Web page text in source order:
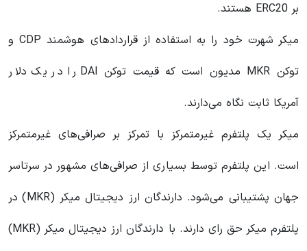
بر ERC20 هستند.
میکر شهرت خود را به استفاده از قراردادهای هوشمند CDP و
توکن MKR مدیون است که قیمت توکن DAI را در یک دلار
آمریکا ثابت نگاه می‌دارند.
میکر یک پلتفرم غیرمتمرکز با تمرکز بر صرافی‌های غیرمتمرکز
است. این پلتفرم توسط بسیاری از صرافی‌های مشهور در سرتاسر
جهان پشتیبانی می‌شود. دارندگان ارز دیجیتال میکر (MKR) در
پلتفرم میکر حق رای دارند. با دارندگان ارز دیجیتال میکر (MKR)